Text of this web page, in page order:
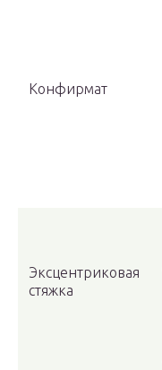
Конфирмат
Эксцентриковая
стяжка